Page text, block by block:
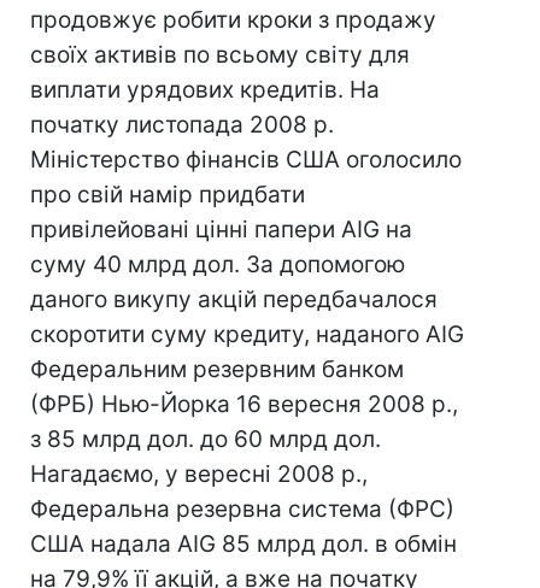
продовжує робити кроки з продажу
своїх активів по всьому світу для
виплати урядових кредитів. На
початку листопада 2008 р.
Міністерство фінансів США оголосило
про свій намір придбати
привілейовані цінні папери AIG на
суму 40 млрд дол. За допомогою
даного викупу акцій передбачалося
скоротити суму кредиту, наданого AIG
Федеральним резервним банком
(ФРБ) Нью-Йорка 16 вересня 2008 р.,
з 85 млрд дол. до 60 млрд дол.
Нагадаємо, у вересні 2008 р.,
Федеральна резервна система (ФРС)
США надала AIG 85 млрд дол. в обмін
на 79,9% її акцій, а вже на початку